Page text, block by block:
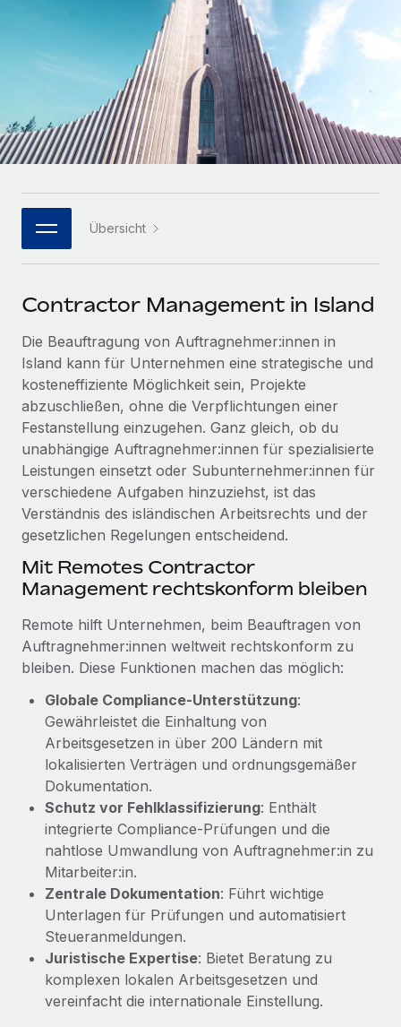
Remote Embedded
Nahtlose Integration der HR in bestehende Abläufe
Plattform
Integrierte HR-Kernfunktionen für dein Team
MCP
Integrationen
Tools
DIENSTLEISTUNGEN
Frag unsere Expert:innen
Hilfe von Expert:innen für globale HR & Compliance
Background-Checks
Einfacheres Bewerber:innen-Screening
Compliance Watchtower
Lückenlose Compliance
Geräteverwaltung
Globale Bereitstellung und Verfolgung von IT-
Geräten
Gründung von Niederlassungen
Niederlassungen
Mobilität und Relocation
Mühelose Relocation von Mitarbeiter:innen
Benefits
Mühelose Verwaltung von Benefits
Maßgeschneiderte HR-Lösungen, um Teams zu
vergrößern
Enterprise
Globale HR für Konzerne und Großunternehmen
PARTNER WERDEN
Flexible Einbettung von Global-HR-Funktionen in deine
Entdecke die Möglichkeiten einer Partnerschaft
Remote Build
Demnächst verfügbar
Beratung zu Integrationen und KI-Automatisierung
FALLSTUDIEN
So hat der KI-Vorreiter Weaviate sein Team mit
Remote um 120 % vergrößert
Weaviate auf einen Blick Weaviate entwickelt KI-basierte
Open-Source-Infrastrukturen. Das...
Revolution des Enterprise Contractor
globalen Content-Agentur mit Remote
Auf einen Blick Erfahre mehr über die unglaubliche
Transformation einer weltweit erfolgreichen...
Mehr erfahren
LERNEN MIT REMOTE
Forschung und Leitfäden
Fallstudien
HR-Glossar
Bibliothek für Stellenbeschreibungen
Webinare
Events
Newsroom
Informationen zu Gehältern und Qualifikationen
Insights Center
Hol dir Unterstützung
Alle Ressourcen anzeigen
BLOG
Globale Payroll
Contractor Management
Den Blog erkunden
BLOG
Neues zu Remote-Produkten: Integration mit
Gusto und Zero und Contractor Management
Plus
Mehr erfahren
Wie Phiture 55 Mitarbeiter:innen in 19 Ländern
Español
Português (Portugal)
한국어 Übersicht
Contractor Management in Island
Die Beauftragung von Auftragnehmer:innen in
Island kann für Unternehmen eine strategische und
kosteneffiziente Möglichkeit sein, Projekte
abzuschließen, ohne die Verpflichtungen einer
Festanstellung einzugehen. Ganz gleich, ob du
unabhängige Auftragnehmer:innen für spezialisierte
Leistungen einsetzt oder Subunternehmer:innen für
verschiedene Aufgaben hinzuziehst, ist das
Verständnis des isländischen Arbeitsrechts und der
gesetzlichen Regelungen entscheidend.
Mit Remotes Contractor
Management rechtskonform bleiben
Remote hilft Unternehmen, beim Beauftragen von
Auftragnehmer:innen weltweit rechtskonform zu
bleiben. Diese Funktionen machen das möglich:
Globale Compliance-Unterstützung:
Gewährleistet die Einhaltung von
Arbeitsgesetzen in über 200 Ländern mit
lokalisierten Verträgen und ordnungsgemäßer
Dokumentation.
Schutz vor Fehlklassifizierung: Enthält
integrierte Compliance-Prüfungen und die
nahtlose Umwandlung von Auftragnehmer:in zu
Mitarbeiter:in.
Zentrale Dokumentation: Führt wichtige
Unterlagen für Prüfungen und automatisiert
Steueranmeldungen.
Juristische Expertise: Bietet Beratung zu
komplexen lokalen Arbeitsgesetzen und
vereinfacht die internationale Einstellung.